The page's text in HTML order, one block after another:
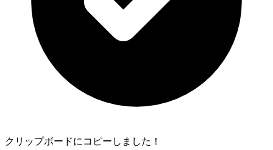
クリップボードにコピーしました！